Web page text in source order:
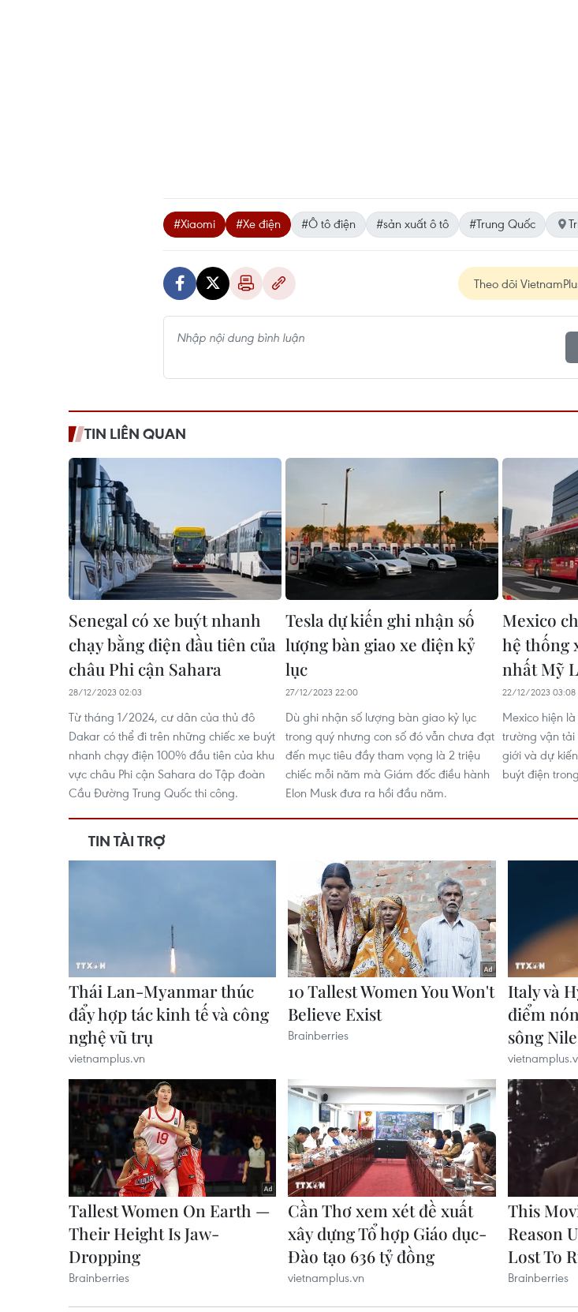
#Xiaomi #Xe điện #Ô tô điện #sản xuất ô tô #Trung Quốc
Theo dõi
TIN LIÊN QUAN
Senegal có xe buýt nhanh
chạy bằng điện đầu tiên của
châu Phi cận Sahara
28/12/2023 02:03
Từ tháng 1/2024, cư dân của thủ đô
Dakar có thể đi trên những chiếc xe buýt
nhanh chạy điện 100% đầu tiên của khu
vực châu Phi cận Sahara do Tập đoàn
Cầu Đường Trung Quốc thi công.
Tesla dự kiến ghi nhận số
lượng bàn giao xe điện kỷ
lục
27/12/2023 22:00
Dù ghi nhận số lượng bàn giao kỷ lục
trong quý nhưng con số đó vẫn chưa đạt
đến mục tiêu đầy tham vọng là 2 triệu
chiếc mỗi năm mà Giám đốc điều hành
Elon Musk đưa ra hồi đầu năm.
Mexico
hệ thống
nhất Mỹ
22/12/2023 03:08
Mexico hiện
trường vận tải
giới và dự
buýt điện